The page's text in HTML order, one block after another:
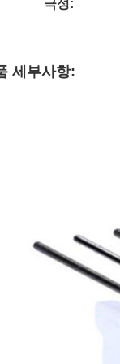
극성:
세부사항: